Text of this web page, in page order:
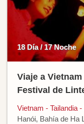
18 Día / 17 Noche
Viaje a
Festival de
Vietnam - Tailandia
Hanói, Bahía de Ha